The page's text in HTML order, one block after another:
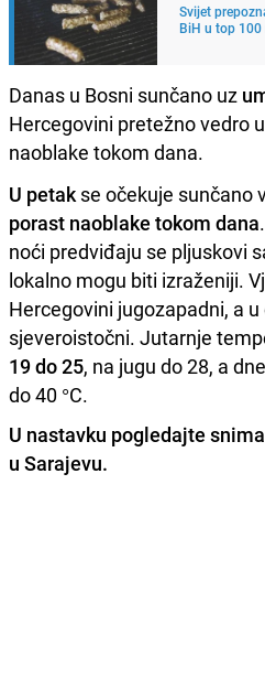
Svijet
BiH u top
Danas u Bosni sunčano uz
Hercegovini pretežno vedro
naoblake tokom dana.
U petak se očekuje sunčano
porast naoblake tokom dana
noći predviđaju se pljuskovi
lokalno mogu biti izraženiji.
Hercegovini jugozapadni, a
sjeveroistočni. Jutarnje
19 do 25, na jugu do 28, a
do 40 °C.
U nastavku pogledajte
u Sarajevu.